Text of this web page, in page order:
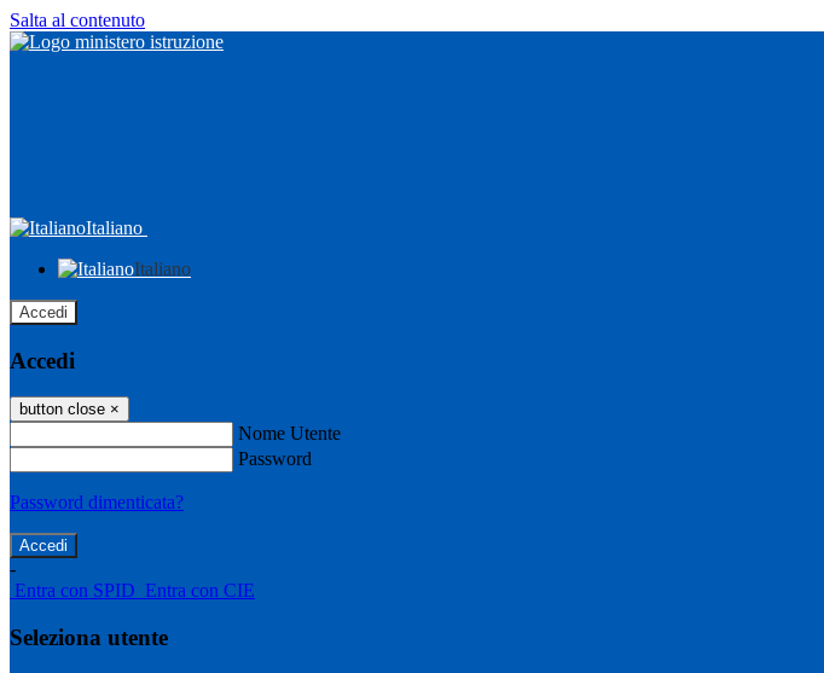
Salta al contenuto
Italiano
Italiano
Accedi
Accedi
button close ×
Nome Utente
Password
Password dimenticata?
-
Entra con SPID Entra con CIE
Seleziona utente